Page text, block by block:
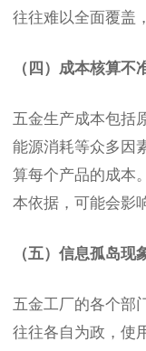
往往难以全面覆盖
（四）成本核算不
五金生产成本包括
能源消耗等众多因
算每个产品的成本
本依据，可能会影
（五）信息孤岛现
五金工厂的各个部
往往各自为政，使